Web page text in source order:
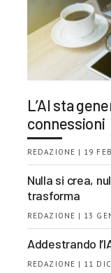
L’AI sta
connessioni
REDAZIONE | 19
Nulla si crea,
trasforma
REDAZIONE | 13
Addestrando
REDAZIONE | 11